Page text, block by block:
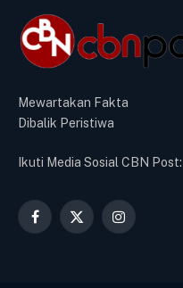
Mewartakan Fakta
Dibalik Peristiwa
Ikuti Media Sosial CBN Post:
Facebook
X
Instagram